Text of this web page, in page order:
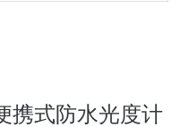
携式防水光度计